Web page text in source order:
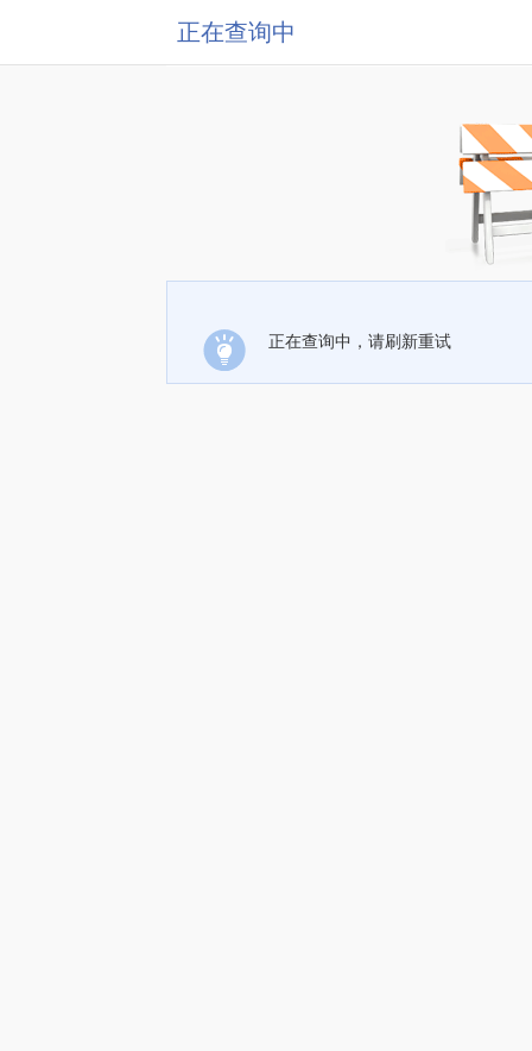
正在查询中
正在查询中，请刷新重试